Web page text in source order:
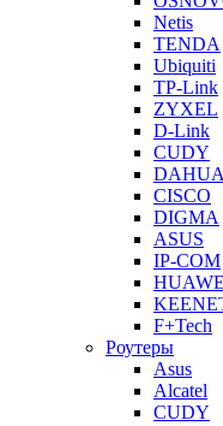
Netis
TENDA
Ubiquiti
TP-Link
ZYXEL
D-Link
CUDY
DAHUA
CISCO
DIGMA
ASUS
IP-COM
F+Tech
Роутеры
Asus
Alcatel
CUDY